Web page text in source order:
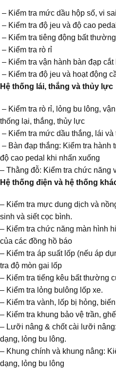
– Kiểm tra mức dầu hộp số, vi sai
– Kiểm tra độ jeu và độ cao
– Kiểm tra tiêng động bất
– Kiểm tra rò rỉ
– Kiểm tra vận hành bàn đạp cắt
– Kiểm tra độ jeu và hoạt động
Hệ thống lái, thắng và thủy lực
– Kiểm tra rò rỉ, lỏng bu lông,
thống lại, thắng, thủy lực
– Kiểm tra mức dầu thắng, lái và
– Bàn đạp thắng: Kiểm tra hành
độ cao pedal khi nhấn xuống
– Thằng đỗ: Kiểm tra chức năng
Hệ thống điện và hệ thống
– Kiểm tra mực dung dịch và
sinh và siết cọc bình.
– Kiểm tra chức năng màn hình
của các đồng hồ báo
– Kiểm tra áp suất lốp (nếu áp
tra độ mòn gai lốp
– Kiểm tra tiếng kêu bất thường
– Kiểm tra lỏng bulông lốp xe.
– Kiểm tra vành, lốp bị hỏng,
– Kiểm tra khung bảo vệ trần,
– Lưỡi nâng & chốt cài lưỡi
dạng, lỏng bu lông.
– Khung chính và khung nâng:
dạng, lỏng bu lông